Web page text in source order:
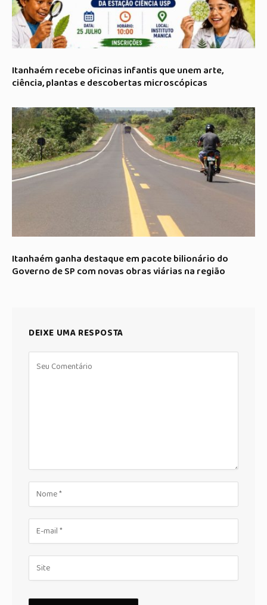
Itanhaém recebe oficinas infantis que unem arte,
ciência, plantas e descobertas microscópicas
Itanhaém ganha destaque em pacote bilionário do
Governo de SP com novas obras viárias na região
DEIXE UMA RESPOSTA